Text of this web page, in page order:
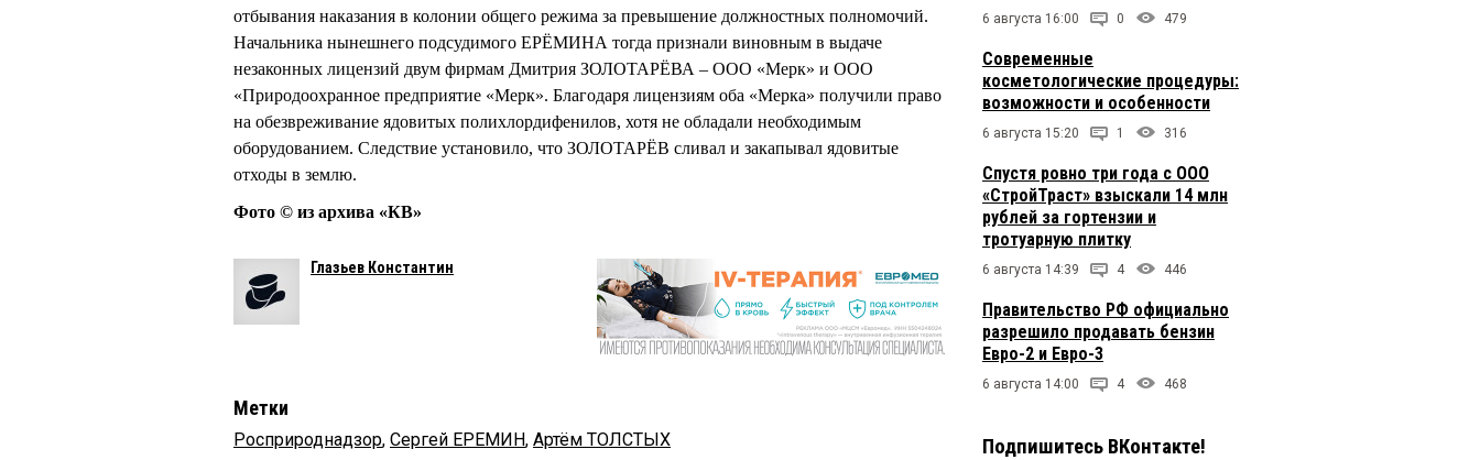
отбывания наказания в колонии общего режима за превышение должностных полномочий.
Начальника нынешнего подсудимого ЕРЁМИНА тогда признали виновным в выдаче
незаконных лицензий двум фирмам Дмитрия ЗОЛОТАРЁВА – ООО «Мерк» и ООО
«Природоохранное предприятие «Мерк». Благодаря лицензиям оба «Мерка» получили право
на обезвреживание ядовитых полихлордифенилов, хотя не обладали необходимым
оборудованием. Следствие установило, что ЗОЛОТАРЁВ сливал и закапывал ядовитые
отходы в землю.
Фото © из архива «КВ»
Глазьев Константин
Метки
Росприроднадзор, Сергей ЕРЕМИН, Артём ТОЛСТЫХ
6 августа 16:00 0 479
Современные
косметологические процедуры:
возможности и особенности
6 августа 15:20 1 316
Спустя ровно три года с ООО
«СтройТраст» взыскали 14 млн
рублей за гортензии и
тротуарную плитку
6 августа 14:39 4 446
Правительство РФ официально
разрешило продавать бензин
Евро-2 и Евро-3
6 августа 14:00 4 468
Подпишитесь ВКонтакте!